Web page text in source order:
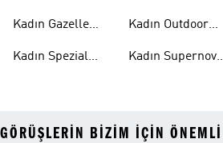
Kadın Gazelle
Kadın Spezial
Kadın Outdoor
Kadın Supernova
GÖRÜŞLERIN BIZIM IÇIN ÖNEMLI